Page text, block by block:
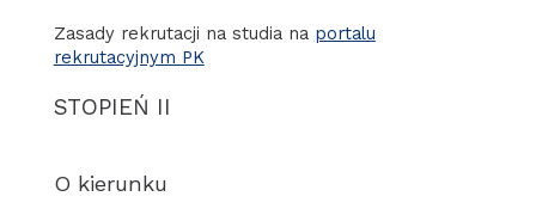
Zasady rekrutacji na studia na portalu
rekrutacyjnym PK
STOPIEŃ II
O kierunku